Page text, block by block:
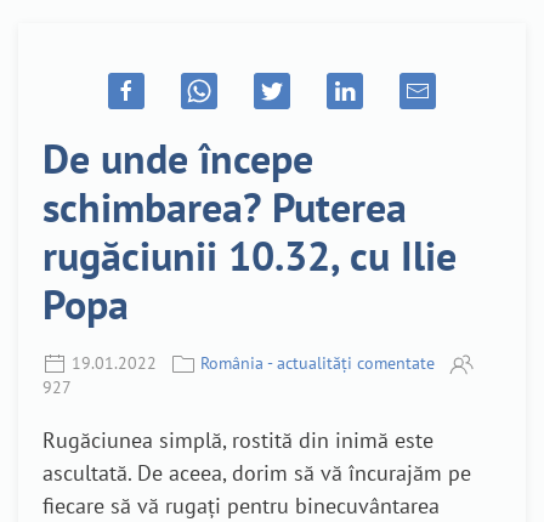
De unde începe
schimbarea? Puterea
rugăciunii 10.32, cu Ilie
Popa
19.01.2022
România - actualități comentate
927
Rugăciunea simplă, rostită din inimă este
ascultată. De aceea, dorim să vă încurajăm pe
fiecare să vă rugați pentru binecuvântarea